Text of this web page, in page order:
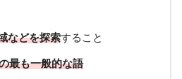
などを探索すること
最も一般的な語